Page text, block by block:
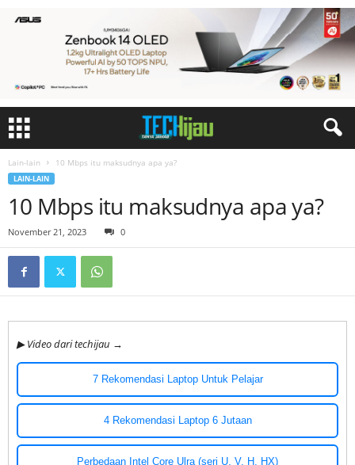
Lain-lain 10 Mbps itu maksudnya apa ya?
LAIN-LAIN
10 Mbps itu maksudnya apa ya?
November 21, 2023 0
▶ Video dari techijau →
7 Rekomendasi Laptop Untuk Pelajar
4 Rekomendasi Laptop 6 Jutaan
Perbedaan Intel Core Ulra (seri U, V, H, HX)